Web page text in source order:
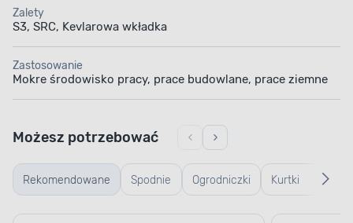
Zalety
S3, SRC, Kevlarowa wkładka
Zastosowanie
Mokre środowisko pracy, prace budowlane, prace ziemne
Rekomendowane Spodnie
robocze
Ogrodniczki Kurtki
robocze
Możesz potrzebować